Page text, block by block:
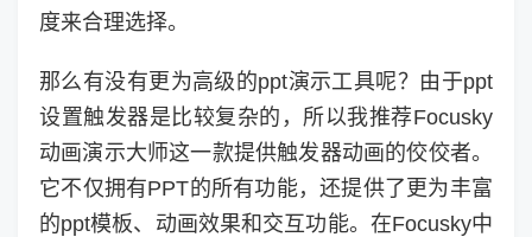
度来合理选择。
那么有没有更为高级的ppt演示工具呢？由于ppt
设置触发器是比较复杂的，所以我推荐Focusky
动画演示大师这一款提供触发器动画的佼佼者。
它不仅拥有PPT的所有功能，还提供了更为丰富
的ppt模板、动画效果和交互功能。在Focusky中